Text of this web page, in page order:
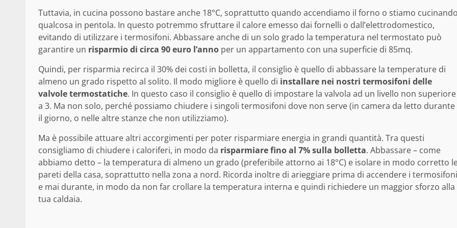
Tuttavia, in cucina possono bastare anche 18°C, soprattutto quando accendiamo il forno o stiamo cucinando
qualcosa in pentola. In questo potremmo sfruttare il calore emesso dai fornelli o dall’elettrodomestico,
evitando di utilizzare i termosifoni. Abbassare anche di un solo grado la temperatura nel termostato può
garantire un risparmio di circa 90 euro l’anno per un appartamento con una superficie di 85mq.
Quindi, per risparmia recirca il 30% dei costi in bolletta, il consiglio è quello di abbassare la temperature di
almeno un grado rispetto al solito. Il modo migliore è quello di installare nei nostri termosifoni delle
valvole termostatiche. In questo caso il consiglio è quello di impostare la valvola ad un livello non superiore
a 3. Ma non solo, perché possiamo chiudere i singoli termosifoni dove non serve (in camera da letto durante
il giorno, o nelle altre stanze che non utilizziamo).
Ma è possibile attuare altri accorgimenti per poter risparmiare energia in grandi quantità. Tra questi
consigliamo di chiudere i caloriferi, in modo da risparmiare fino al 7% sulla bolletta. Abbassare – come
abbiamo detto – la temperatura di almeno un grado (preferibile attorno ai 18°C) e isolare in modo corretto
pareti della casa, soprattutto nella zona a nord. Ricorda inoltre di arieggiare prima di accendere i termosifoni
e mai durante, in modo da non far crollare la temperatura interna e quindi richiedere un maggior sforzo alla
tua caldaia.